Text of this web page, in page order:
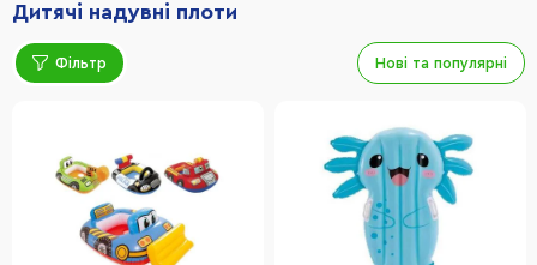
Дитячі надувні плоти
Фільтр Нові та популярні